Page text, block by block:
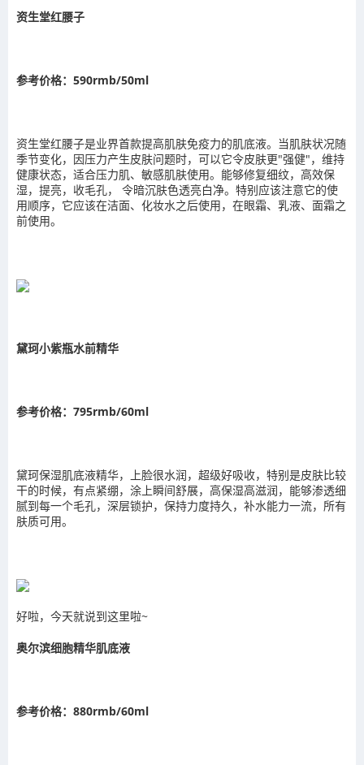
资生堂红腰子
参考价格：590rmb/50ml
资生堂红腰子是业界首款提高肌肤免疫力的肌底液。当肌肤状况随
季节变化，因压力产生皮肤问题时，可以它令皮肤更"强健"，维持
健康状态，适合压力肌、敏感肌肤使用。能够修复细纹，高效保
湿，提亮，收毛孔， 令暗沉肤色透亮白净。特别应该注意它的使
用顺序，它应该在洁面、化妆水之后使用，在眼霜、乳液、面霜之
前使用。
黛珂小紫瓶水前精华
参考价格：795rmb/60ml
黛珂保湿肌底液精华，上脸很水润，超级好吸收，特别是皮肤比较
干的时候，有点紧绷，涂上瞬间舒展，高保湿高滋润，能够渗透细
腻到每一个毛孔，深层锁护，保持力度持久，补水能力一流，所有
肤质可用。
好啦，今天就说到这里啦~
奥尔滨细胞精华肌底液
参考价格：880rmb/60ml